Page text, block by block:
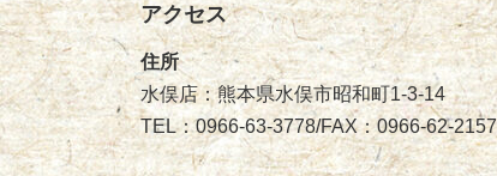
アクセス
住所
水俣店：熊本県水俣市昭和町1-3-14
TEL：0966-63-3778/FAX：0966-62-2157